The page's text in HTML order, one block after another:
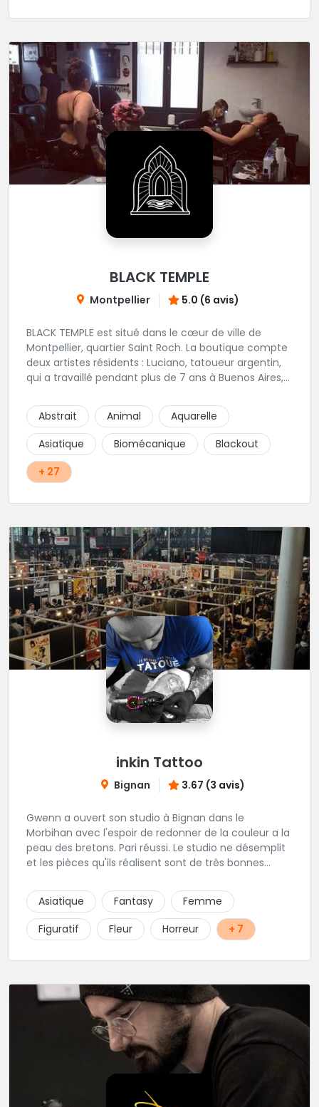
BLACK TEMPLE
Montpellier 5.0 (6 avis)
BLACK TEMPLE est situé dans le cœur de ville de
Montpellier, quartier Saint Roch. La boutique compte
deux artistes résidents : Luciano, tatoueur argentin,
qui a travaillé pendant plus de 7 ans à Buenos Aires,
qui a travaillé dans plusieurs boutiques de la ville
avant de rejoindre notre équipe. La boutique
accueille plusieurs artistes tatoueurs en tant que
guests tout au long de l'année afin de proposer
d'autres styles.
Abstrait Animal
Aquarelle
Asiatique
Biomécanique
Blackout
+ 27
inkin Tattoo
Bignan 3.67 (3 avis)
Gwenn a ouvert son studio à Bignan dans le
Morbihan avec l'espoir de redonner de la couleur a la
peau des bretons. Pari réussi. Le studio ne désemplit
et les pièces qu'ils réalisent sont de très bonnes
tout type de projet, son style est éclectique et vous
serez bien réussi par le tatoueur en personne.
Asiatique Fantasy
Femme
Figuratif
Fleur Horreur + 7